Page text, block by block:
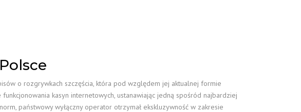
o rozgrywkach szczęścia, która pod względem jej aktualnej formie
kasyn internetowych, ustanawiając jedną spośród najbardziej
państwowy wyłączny operator otrzymał ekskluzywność w zakresie